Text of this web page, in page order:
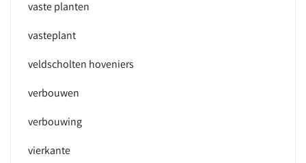
vaste planten
vasteplant
veldscholten hoveniers
verbouwen
verbouwing
vierkante